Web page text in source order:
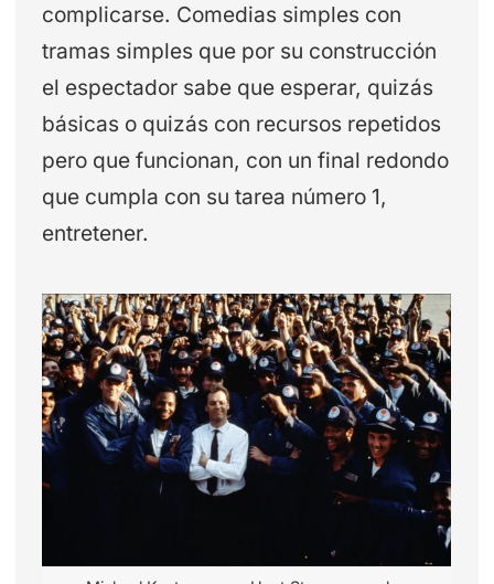
complicarse. Comedias simples con
tramas simples que por su construcción
el espectador sabe que esperar, quizás
básicas o quizás con recursos repetidos
pero que funcionan, con un final redondo
que cumpla con su tarea número 1,
entretener.